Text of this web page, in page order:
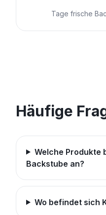
Tage frische
Häufige
Welche Produkte
Backstube an?
Wo befindet sich